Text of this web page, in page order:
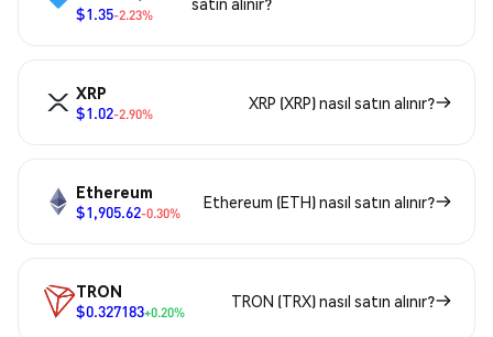
$1.35-2.23%
XRP
$1.02-2.90%
XRP (XRP) nasıl satın alınır?
Ethereum
$1,905.62-0.30%
Ethereum (ETH) nasıl satın alınır?
TRON
$0.327183+0.20%
TRON (TRX) nasıl satın alınır?